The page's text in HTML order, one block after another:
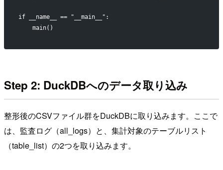
if __name__ == "__main__":
    main()
Step 2: DuckDBへのデータ取り込み
整形後のCSVファイル群をDuckDBに取り込みます。ここで
は、監査ログ（all_logs）と、集計対象のテーブルリスト
（table_list）の2つを取り込みます。